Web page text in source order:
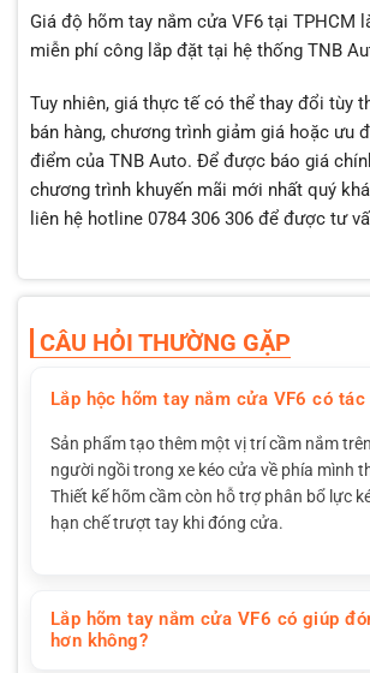
Giá độ hõm tay nắm cửa VF6 tại TPHCM
miễn phí công lắp đặt tại hệ thống TNB
Tuy nhiên, giá thực tế có thể thay đổi tùy
bán hàng, chương trình giảm giá hoặc ưu
điểm của TNB Auto. Để được báo giá
chương trình khuyến mãi mới nhất quý
liên hệ hotline 0784 306 306 để được tư
CÂU HỎI THƯỜNG GẶP
Lắp hộc hõm tay nắm cửa VF6 có
Sản phẩm tạo thêm một vị trí cầm nắm
người ngồi trong xe kéo cửa về phía mình
Thiết kế hõm cầm còn hỗ trợ phân bổ lực
hạn chế trượt tay khi đóng cửa.
Lắp hõm tay nắm cửa VF6 có giúp
hơn không?